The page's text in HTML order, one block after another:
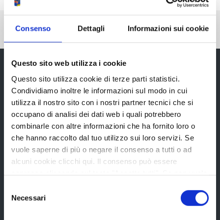
Consenso Dettagli Informazioni sui cookie
Questo sito web utilizza i cookie
Questo sito utilizza cookie di terze parti statistici.
Condividiamo inoltre le informazioni sul modo in cui
utilizza il nostro sito con i nostri partner tecnici che si
occupano di analisi dei dati web i quali potrebbero
combinarle con altre informazioni che ha fornito loro o
che hanno raccolto dal tuo utilizzo sui loro servizi. Se
vuole saperne di più o negare il consenso a tutti o ad
alcuni cookie clicchi qui. Il consenso può essere
espresso cliccando sul tasto "Accetta tutti". Se non vuole
tasto "Rifiuta".
delNecessari
Pubblicato: 19 Dicembre 2014
—
Ultima modifica: 25 Giugno 2020
Provincia di Reggio Emilia
La Provincia